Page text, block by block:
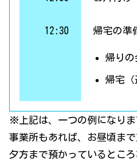
12:30 帰宅の準
帰りの
帰宅（
※上記は、一つの例になり
事業所もあれば、お昼頃ま
夕方まで預かっているとこ